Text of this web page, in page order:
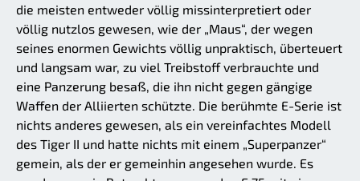
die meisten entweder völlig missinterpretiert oder
völlig nutzlos gewesen, wie der „Maus“, der wegen
seines enormen Gewichts völlig unpraktisch, überteuert
und langsam war, zu viel Treibstoff verbrauchte und
eine Panzerung besaß, die ihn nicht gegen gängige
Waffen der Alliierten schützte. Die berühmte E-Serie ist
nichts anderes gewesen, als ein vereinfachtes Modell
des Tiger II und hatte nichts mit einem „Superpanzer“
gemein, als der er gemeinhin angesehen wurde. Es